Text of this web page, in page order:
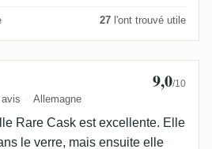
27 l'ont trouvé utile
avis Allemagne
9,0/10
Rare Cask est excellente. Elle
le verre, mais ensuite elle